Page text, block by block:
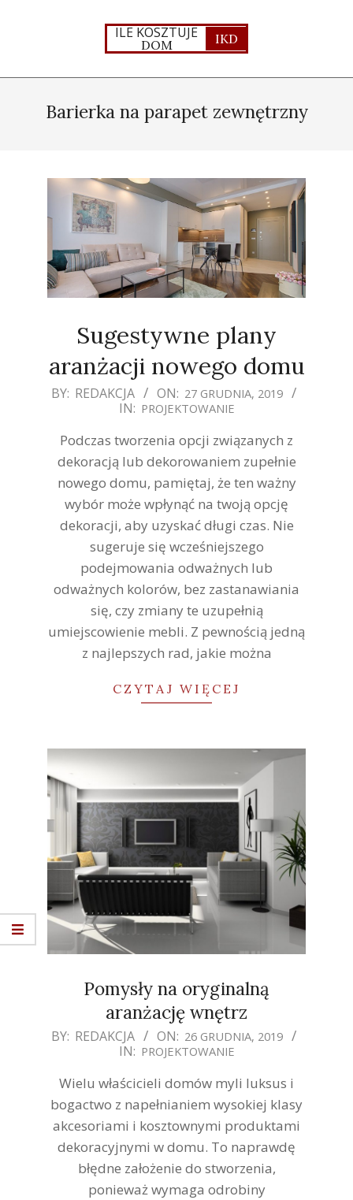
ILE KOSZTUJE
DOM IKD
NavigationBarierka na parapet zewnętrzny
Sugestywne plany
aranżacji nowego domu
2019-
27
BY: REDAKCJA ON: 27 GRUDNIA, 2019
IN: PROJEKTOWANIE
Podczas tworzenia opcji związanych z
dekoracją lub dekorowaniem zupełnie
nowego domu, pamiętaj, że ten ważny
wybór może wpłynąć na twoją opcję
dekoracji, aby uzyskać długi czas. Nie
sugeruje się wcześniejszego
podejmowania odważnych lub
odważnych kolorów, bez zastanawiania
się, czy zmiany te uzupełnią
umiejscowienie mebli. Z pewnością jedną
z najlepszych rad, jakie można
CZYTAJ WIĘCEJ
Pomysły na oryginalną
aranżację wnętrz
2019-
26
BY: REDAKCJA ON: 26 GRUDNIA, 2019
IN: PROJEKTOWANIE
Wielu właścicieli domów myli luksus i
bogactwo z napełnianiem wysokiej klasy
akcesoriami i kosztownymi produktami
dekoracyjnymi w domu. To naprawdę
błędne założenie do stworzenia,
ponieważ wymaga odrobiny